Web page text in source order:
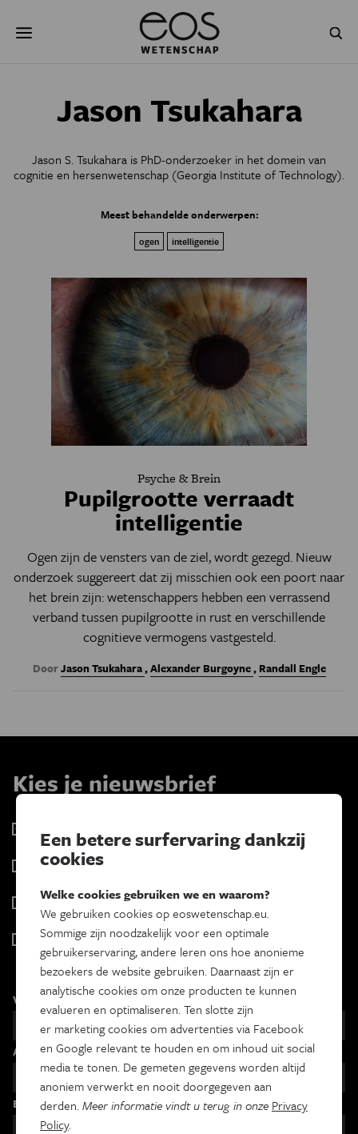
naar
GEZONDHEID RUIMTE
NATUURWETENSCHAPPEN GESCHIEDENIS
JONGE UITDAGERS
Jason Tsukahara
Jason S. Tsukahara is PhD-onderzoeker in het domein van
cognitie en hersenwetenschap (Georgia Institute of Technology).
Meest behandelde onderwerpen:
ogen intelligentie
Psyche & Brein
Pupilgrootte verraadt
intelligentie
Ogen zijn de vensters van de ziel, wordt gezegd. Nieuw
onderzoek suggereert dat zij misschien ook een poort naar
het brein zijn: wetenschappers hebben een verrassend
verband tussen pupilgrootte in rust en verschillende
cognitieve vermogens vastgesteld.
DoorJason Tsukahara,Alexander Burgoyne, Randall Engle
Kies je nieuwsbrief
2 x week
Tracé
Psyche & brein
Tweewekelijks
Iedereen wetenschapper
Maandelijks
Voornaam
Achternaam
Email
Een betere surfervaring dankzij
cookies
Welke cookies gebruiken we en waarom?
We gebruiken cookies op eoswetenschap.eu.
Sommige zijn noodzakelijk voor een optimale
gebruikerservaring, andere leren ons hoe anonieme
bezoekers de website gebruiken. Daarnaast zijn er
analytische cookies om onze producten te kunnen
evalueren en optimaliseren. Ten slotte zijn
er marketing cookies om advertenties via Facebook
en Google relevant te houden en om inhoud uit social
media te tonen. De gemeten gegevens worden altijd
anoniem verwerkt en nooit doorgegeven aan
derden.Meer informatie vindt u terug in onze Privacy
Policy.